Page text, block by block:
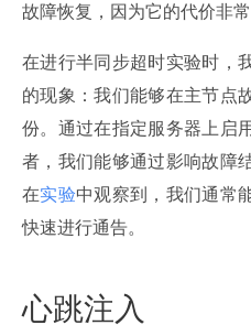
故障恢复，因为它的代价非常
在进行半同步超时实验时，
的现象：我们能够在主节点
份。通过在指定服务器上启
者，我们能够通过影响故障
在实验中观察到，我们通常
快速进行通告。
心跳注入